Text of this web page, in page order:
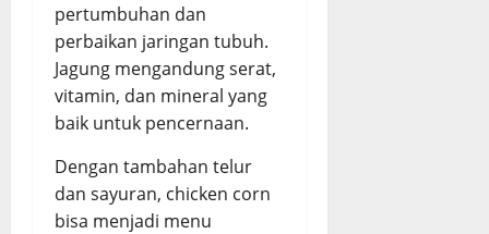
pertumbuhan dan
perbaikan jaringan tubuh.
Jagung mengandung serat,
vitamin, dan mineral yang
baik untuk pencernaan.
Dengan tambahan telur
dan sayuran, chicken corn
bisa menjadi menu